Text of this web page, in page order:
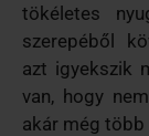
tökéletes
szerepéből
azt igyekszik
van, hogy
akár még több